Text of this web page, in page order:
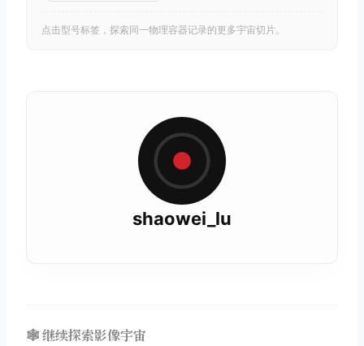
点击型号标签，探索同一物理容器记录的更多宇宙切片。
shaowei_lu
🕸️ 继续探索影像宇宙